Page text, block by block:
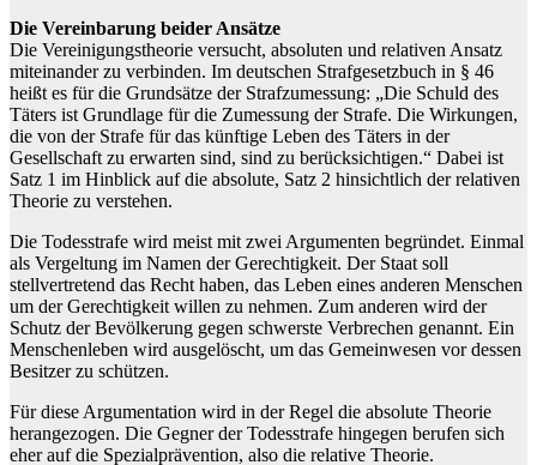
Die Vereinbarung beider Ansätze
Die Vereinigungstheorie versucht, absoluten und relativen Ansatz
miteinander zu verbinden. Im deutschen Strafgesetzbuch in § 46
heißt es für die Grundsätze der Strafzumessung: „Die Schuld des
Täters ist Grundlage für die Zumessung der Strafe. Die Wirkungen,
die von der Strafe für das künftige Leben des Täters in der
Gesellschaft zu erwarten sind, sind zu berücksichtigen.“ Dabei ist
Satz 1 im Hinblick auf die absolute, Satz 2 hinsichtlich der relativen
Theorie zu verstehen.
Die Todesstrafe wird meist mit zwei Argumenten begründet. Einmal
als Vergeltung im Namen der Gerechtigkeit. Der Staat soll
stellvertretend das Recht haben, das Leben eines anderen Menschen
um der Gerechtigkeit willen zu nehmen. Zum anderen wird der
Schutz der Bevölkerung gegen schwerste Verbrechen genannt. Ein
Menschenleben wird ausgelöscht, um das Gemeinwesen vor dessen
Besitzer zu schützen.
Für diese Argumentation wird in der Regel die absolute Theorie
herangezogen. Die Gegner der Todesstrafe hingegen berufen sich
eher auf die Spezialprävention, also die relative Theorie.